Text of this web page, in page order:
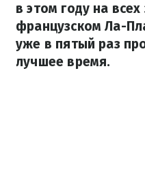
в этом году на
французском Ла-
уже в пятый раз
лучшее время.